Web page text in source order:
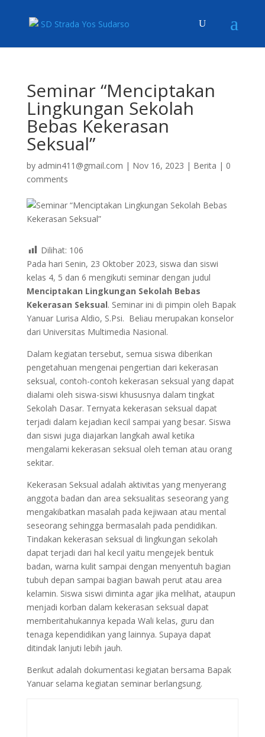
Seminar “Menciptakan
Lingkungan Sekolah
Bebas Kekerasan
Seksual”
by admin411@gmail.com | Nov 16, 2023 | Berita | 0
comments
Dilihat: 106
Pada hari Senin, 23 Oktober 2023, siswa dan siswi
kelas 4, 5 dan 6 mengikuti seminar dengan judul
Menciptakan Lingkungan Sekolah Bebas
Kekerasan Seksual. Seminar ini di pimpin oleh Bapak
Yanuar Lurisa Aldio, S.Psi. Beliau merupakan konselor
dari Universitas Multimedia Nasional.
Dalam kegiatan tersebut, semua siswa diberikan
pengetahuan mengenai pengertian dari kekerasan
seksual, contoh-contoh kekerasan seksual yang dapat
dialami oleh siswa-siswi khususnya dalam tingkat
Sekolah Dasar. Ternyata kekerasan seksual dapat
terjadi dalam kejadian kecil sampai yang besar. Siswa
dan siswi juga diajarkan langkah awal ketika
mengalami kekerasan seksual oleh teman atau orang
sekitar.
Kekerasan Seksual adalah aktivitas yang menyerang
anggota badan dan area seksualitas seseorang yang
mengakibatkan masalah pada kejiwaan atau mental
seseorang sehingga bermasalah pada pendidikan.
Tindakan kekerasan seksual di lingkungan sekolah
dapat terjadi dari hal kecil yaitu mengejek bentuk
badan, warna kulit sampai dengan menyentuh bagian
tubuh depan sampai bagian bawah perut atau area
kelamin. Siswa siswi diminta agar jika melihat, ataupun
menjadi korban dalam kekerasan seksual dapat
memberitahukannya kepada Wali kelas, guru dan
tenaga kependidikan yang lainnya. Supaya dapat
ditindak lanjuti lebih jauh.
Berikut adalah dokumentasi kegiatan bersama Bapak
Yanuar selama kegiatan seminar berlangsung.